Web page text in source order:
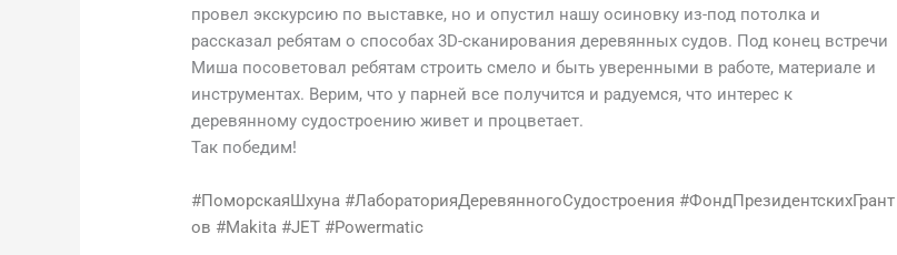
провел экскурсию по выставке, но и опустил нашу осиновку из-под потолка и
рассказал ребятам о способах 3D-сканирования деревянных судов. Под конец встречи
Миша посоветовал ребятам строить смело и быть уверенными в работе, материале и
инструментах. Верим, что у парней все получится и радуемся, что интерес к
деревянному судостроению живет и процветает.
Так победим!
#ПоморскаяШхуна #ЛабораторияДеревянногоСудостроения #ФондПрезидентскихГрант
ов #Makita #JET #Powermatic